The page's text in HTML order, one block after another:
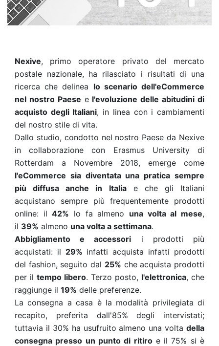
Nexive, primo operatore privato del mercato
postale nazionale, ha rilasciato i risultati di una
ricerca che delinea lo scenario dell'eCommerce
nel nostro Paese e l'evoluzione delle abitudini di
acquisto degli Italiani, in linea con i cambiamenti
del nostro stile di vita.
Dallo studio, condotto nel nostro Paese da Nexive
in collaborazione con Erasmus University di
Rotterdam a Novembre 2018, emerge come
l'eCommerce sia diventata una pratica sempre
più diffusa anche in Italiae che gli Italiani
acquistano sempre più frequentemente prodotti
online: il 42% lo fa almeno una volta al mese,
il 39% almeno una volta a settimana.
Abbigliamento e accessori
i prodotti più
acquistati: il 29% infatti acquista infatti prodotti
del fashion, seguito dal 25% che acquista prodotti
per il tempo libero. Terzo posto, l'elettronica, che
raggiunge il 19% delle preferenze.
La consegna a casa è la modalità privilegiata di
recapito, preferita dall'85% degli intervistati;
tuttavia il 30% ha usufruito almeno una volta della
consegna presso un punto di ritiroe il 75% si è